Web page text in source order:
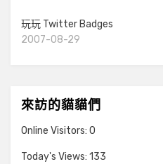
玩玩 Twitter Badges
2007-08-29
來訪的貓貓們
Online Visitors: 0
Today's Views: 133